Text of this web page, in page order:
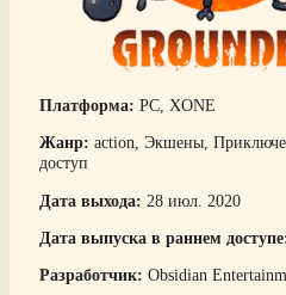
Платформа: PC, XONE
Жанр: action, Экшены,
доступ
Дата выхода: 28 июл. 2020
Дата выпуска в раннем
Разработчик: Obsidian